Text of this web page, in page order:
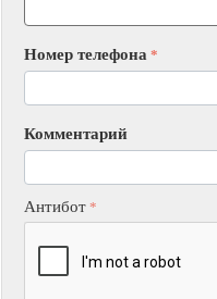
Номер телефона
Комментарий
Антибот